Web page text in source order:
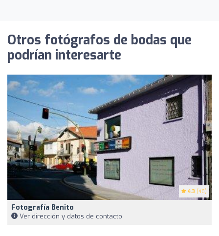
Otros fotógrafos de bodas que
podrían interesarte
4.3 (46)
Fotografía Benito
Ver dirección y datos de contacto